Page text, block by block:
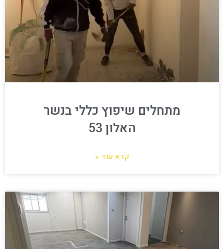
מתחלים שיפוץ כללי בנשר
האלון 53
קרא עוד »